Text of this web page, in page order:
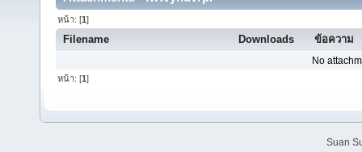
หน้า: [1]
Filename Downloads ข้อความ
No
หน้า: [1]
Suan